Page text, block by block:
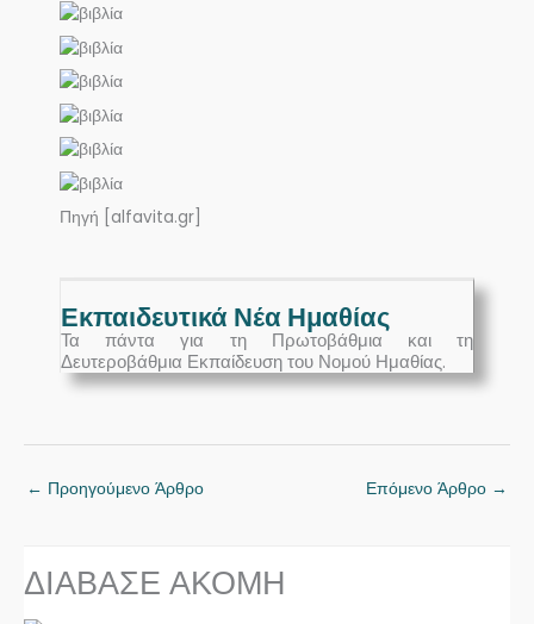
Πηγή [alfavita.gr]
Εκπαιδευτικά Νέα Ημαθίας
Τα πάντα για τη Πρωτοβάθμια και τη
Δευτεροβάθμια Εκπαίδευση του Νομού Ημαθίας.
← Προηγούμενο Άρθρο Επόμενο Άρθρο →
ΔΙΑΒΑΣΕ ΑΚΟΜΗ